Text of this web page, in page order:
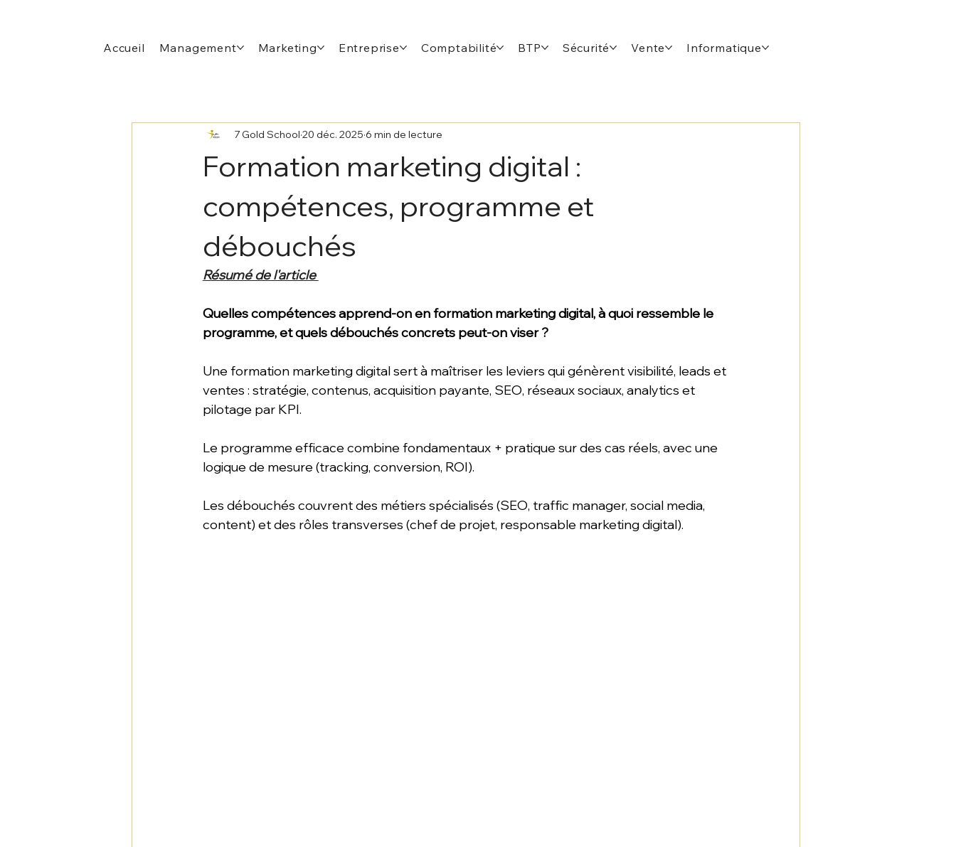
Accueil Management Marketing Entreprise Comptabilité BTP Sécurité Vente Informatique
Formation marketing digital :
compétences, programme et
débouchés
7 Gold School 20 déc. 2025 6 min de lecture
Résumé de l'article
Quelles compétences apprend-on en formation marketing digital, à quoi ressemble le
programme, et quels débouchés concrets peut-on viser ?
Une formation marketing digital sert à maîtriser les leviers qui génèrent visibilité, leads et
ventes : stratégie, contenus, acquisition payante, SEO, réseaux sociaux, analytics et
pilotage par KPI.
Le programme efficace combine fondamentaux + pratique sur des cas réels, avec une
logique de mesure (tracking, conversion, ROI).
Les débouchés couvrent des métiers spécialisés (SEO, traffic manager, social media,
content) et des rôles transverses (chef de projet, responsable marketing digital).